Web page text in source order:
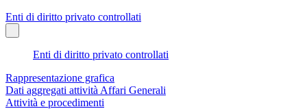
Enti di diritto privato controllati
Enti di diritto privato controllati
Rappresentazione grafica
Dati aggregati attività Affari Generali
Attività e procedimenti